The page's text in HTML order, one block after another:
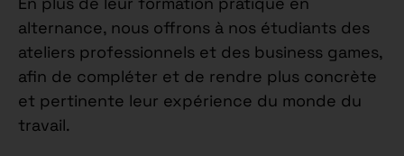
alternance, nous offrons à nos étudiants des
ateliers professionnels et des business games,
afin de compléter et de rendre plus concrète
et pertinente leur expérience du monde du
travail.